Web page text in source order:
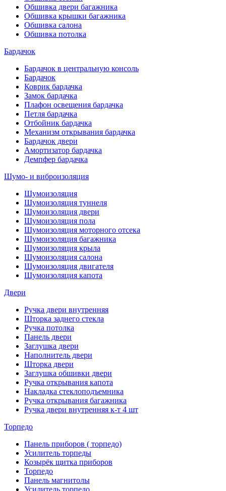
Обшивка двери багажника
Обшивка крышки багажника
Обшивка салона
Обшивка потолка
Бардачок
Бардачок в центральную консоль
Бардачок
Коврик бардачка
Замок бардачка
Плафон освещения бардачка
Петля бардачка
Отбойник бардачка
Механизм открывания бардачка
Бардачок двери
Амортизатор бардачка
Демпфер бардачка
Шумо- и виброизоляция
Шумоизоляция
Шумоизоляция туннеля
Шумоизоляция двери
Шумоизоляция пола
Шумоизоляция моторного отсека
Шумоизоляция багажника
Шумоизоляция крыла
Шумоизоляция салона
Шумоизоляция двигателя
Шумоизоляция капота
Двери
Ручка двери внутренняя
Шторка заднего стекла
Ручка потолка
Панель двери
Заглушка двери
Наполнитель двери
Шторка двери
Заглушка обшивки двери
Ручка открывания капота
Накладка стеклоподъемника
Ручка открывания багажника
Ручка двери внутренняя к-т 4 шт
Торпедо
Панель приборов ( торпедо)
Усилитель торпеды
Козырёк щитка приборов
Торпедо
Панель магнитолы
Усилитель торпедо